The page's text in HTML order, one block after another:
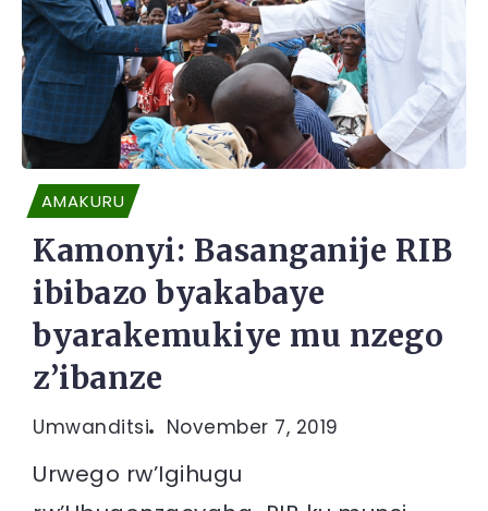
AMAKURU
Kamonyi: Basanganije RIB
ibibazo byakabaye
byarakemukiye mu nzego
z’ibanze
Umwanditsi November 7, 2019
Urwego rw’Igihugu